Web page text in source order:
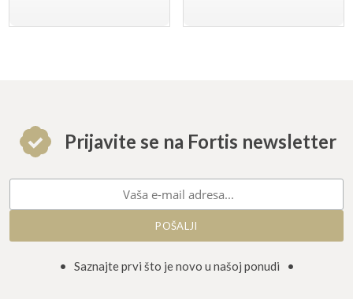
Prijavite se na Fortis newsletter
• Saznajte prvi što je novo u našoj ponudi •